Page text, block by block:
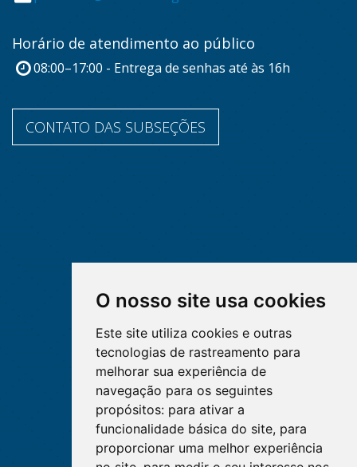
O nosso site usa cookies
Este site utiliza cookies e outras
tecnologias de rastreamento para
melhorar sua experiência de
navegação para os seguintes
propósitos: para ativar a
funcionalidade básica do site, para
proporcionar uma melhor experiência
Horário de atendimento ao público
08:00–17:00 - Entrega de senhas até às 16h
CONTATO DAS SUBSEÇÕES